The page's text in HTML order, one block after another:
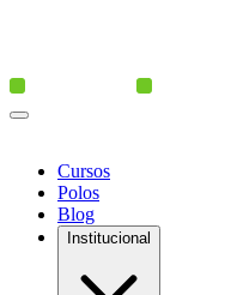
Cursos
Polos
Blog
Institucional